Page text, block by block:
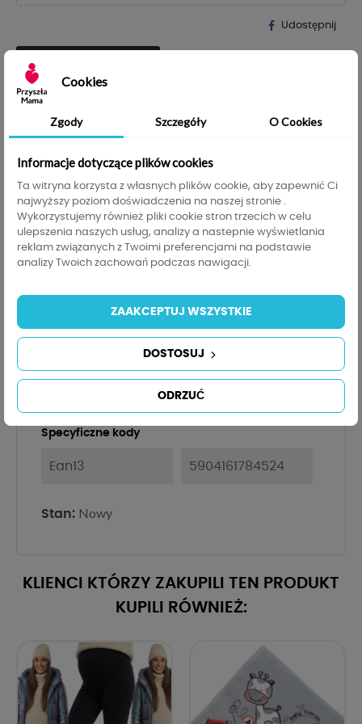
Udostępnij
help_outline
transformTabela rozmiarów
Do darmowej dostawy brakuje200,00 zł
, darmowa
dostawa obowiązuje od
Szczegóły produktu
Tabela rozmiarów
Informacje GPSR
W magazynie 4515 Przedmioty
Specyficzne kody
Ean13 5904161784524
Stan: Nowy
KLIENCI KTÓRZY ZAKUPILI TEN PRODUKT
KUPILI RÓWNIEŻ:
Cookies
Zgody Szczegóły O Cookies
Informacje dotyczące plików cookies
Ta witryna korzysta z własnych plików cookie, aby zapewnić Ci
najwyższy poziom doświadczenia na naszej stronie .
Wykorzystujemy również pliki cookie stron trzecich w celu
ulepszenia naszych usług, analizy a nastepnie wyświetlania
reklam związanych z Twoimi preferencjami na podstawie
analizy Twoich zachowań podczas nawigacji.
ODRZUĆ
DOSTOSUJ
ZAAKCEPTUJ WSZYSTKIE